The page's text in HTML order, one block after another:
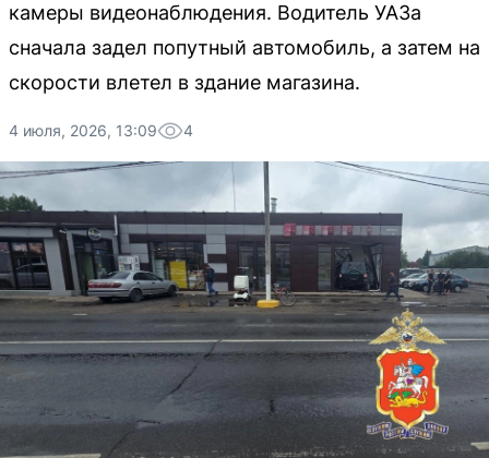
камеры видеонаблюдения. Водитель УАЗа
сначала задел попутный автомобиль, а затем на
скорости влетел в здание магазина.
4 июля, 2026, 13:09 4